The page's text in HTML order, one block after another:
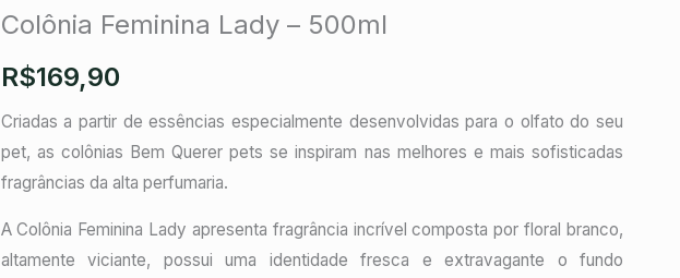
Colônia Feminina Lady – 500ml
R$169,90
Criadas a partir de essências especialmente desenvolvidas para o olfato do seu
pet, as colônias Bem Querer pets se inspiram nas melhores e mais sofisticadas
fragrâncias da alta perfumaria.
A Colônia Feminina Lady apresenta fragrância incrível composta por floral branco,
altamente viciante, possui uma identidade fresca e extravagante o fundo
Feminina
-
500ml
quantidade